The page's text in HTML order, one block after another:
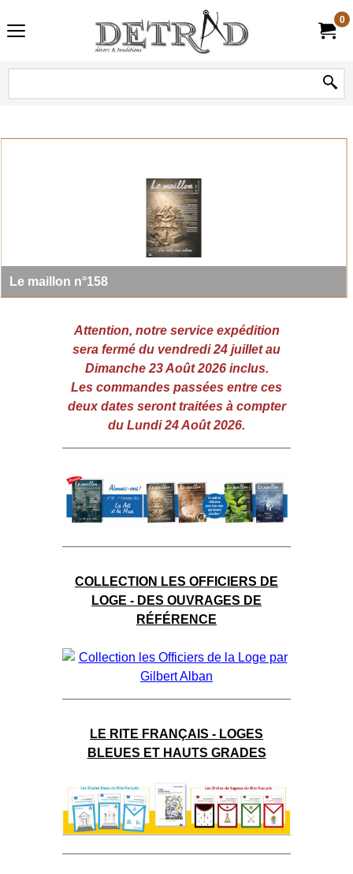
0
Le maillon n°158
Attention, notre service expédition
sera fermé du vendredi 24 juillet au
Dimanche 23 Août 2026 inclus.
Les commandes passées entre ces
deux dates seront traitées à compter
du Lundi 24 Août 2026.
COLLECTION LES OFFICIERS DE
LOGE - DES OUVRAGES DE
RÉFÉRENCE
LE RITE FRANÇAIS - LOGES
BLEUES ET HAUTS GRADES